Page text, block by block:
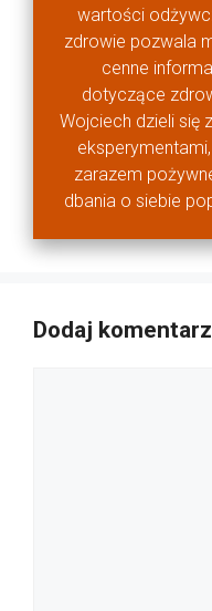
wartości
zdrowie pozwala
cenne
dotyczące
Wojciech dzieli się
zarazem
dbania o siebie
Dodaj komentarz